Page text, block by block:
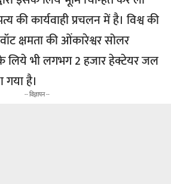
की कार्यवाही प्रचलन में है। विश्व की
क्षमता की ओंकारेश्वर सोलर
लिये भी लगभग 2 हजार हेक्टेयर जल
गया है।
-- विज्ञापन --